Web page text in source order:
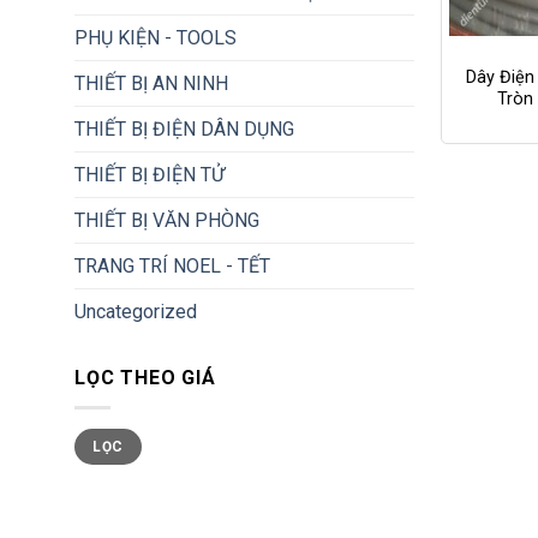
PHỤ KIỆN - TOOLS
THIẾT BỊ AN NINH
THIẾT BỊ ĐIỆN DÂN DỤNG
THIẾT BỊ ĐIỆN TỬ
THIẾT BỊ VĂN PHÒNG
TRANG TRÍ NOEL - TẾT
Uncategorized
LỌC THEO GIÁ
Giá
tối
thiểu
Giá
tối
đa
LỌC
+
Dây
Tròn